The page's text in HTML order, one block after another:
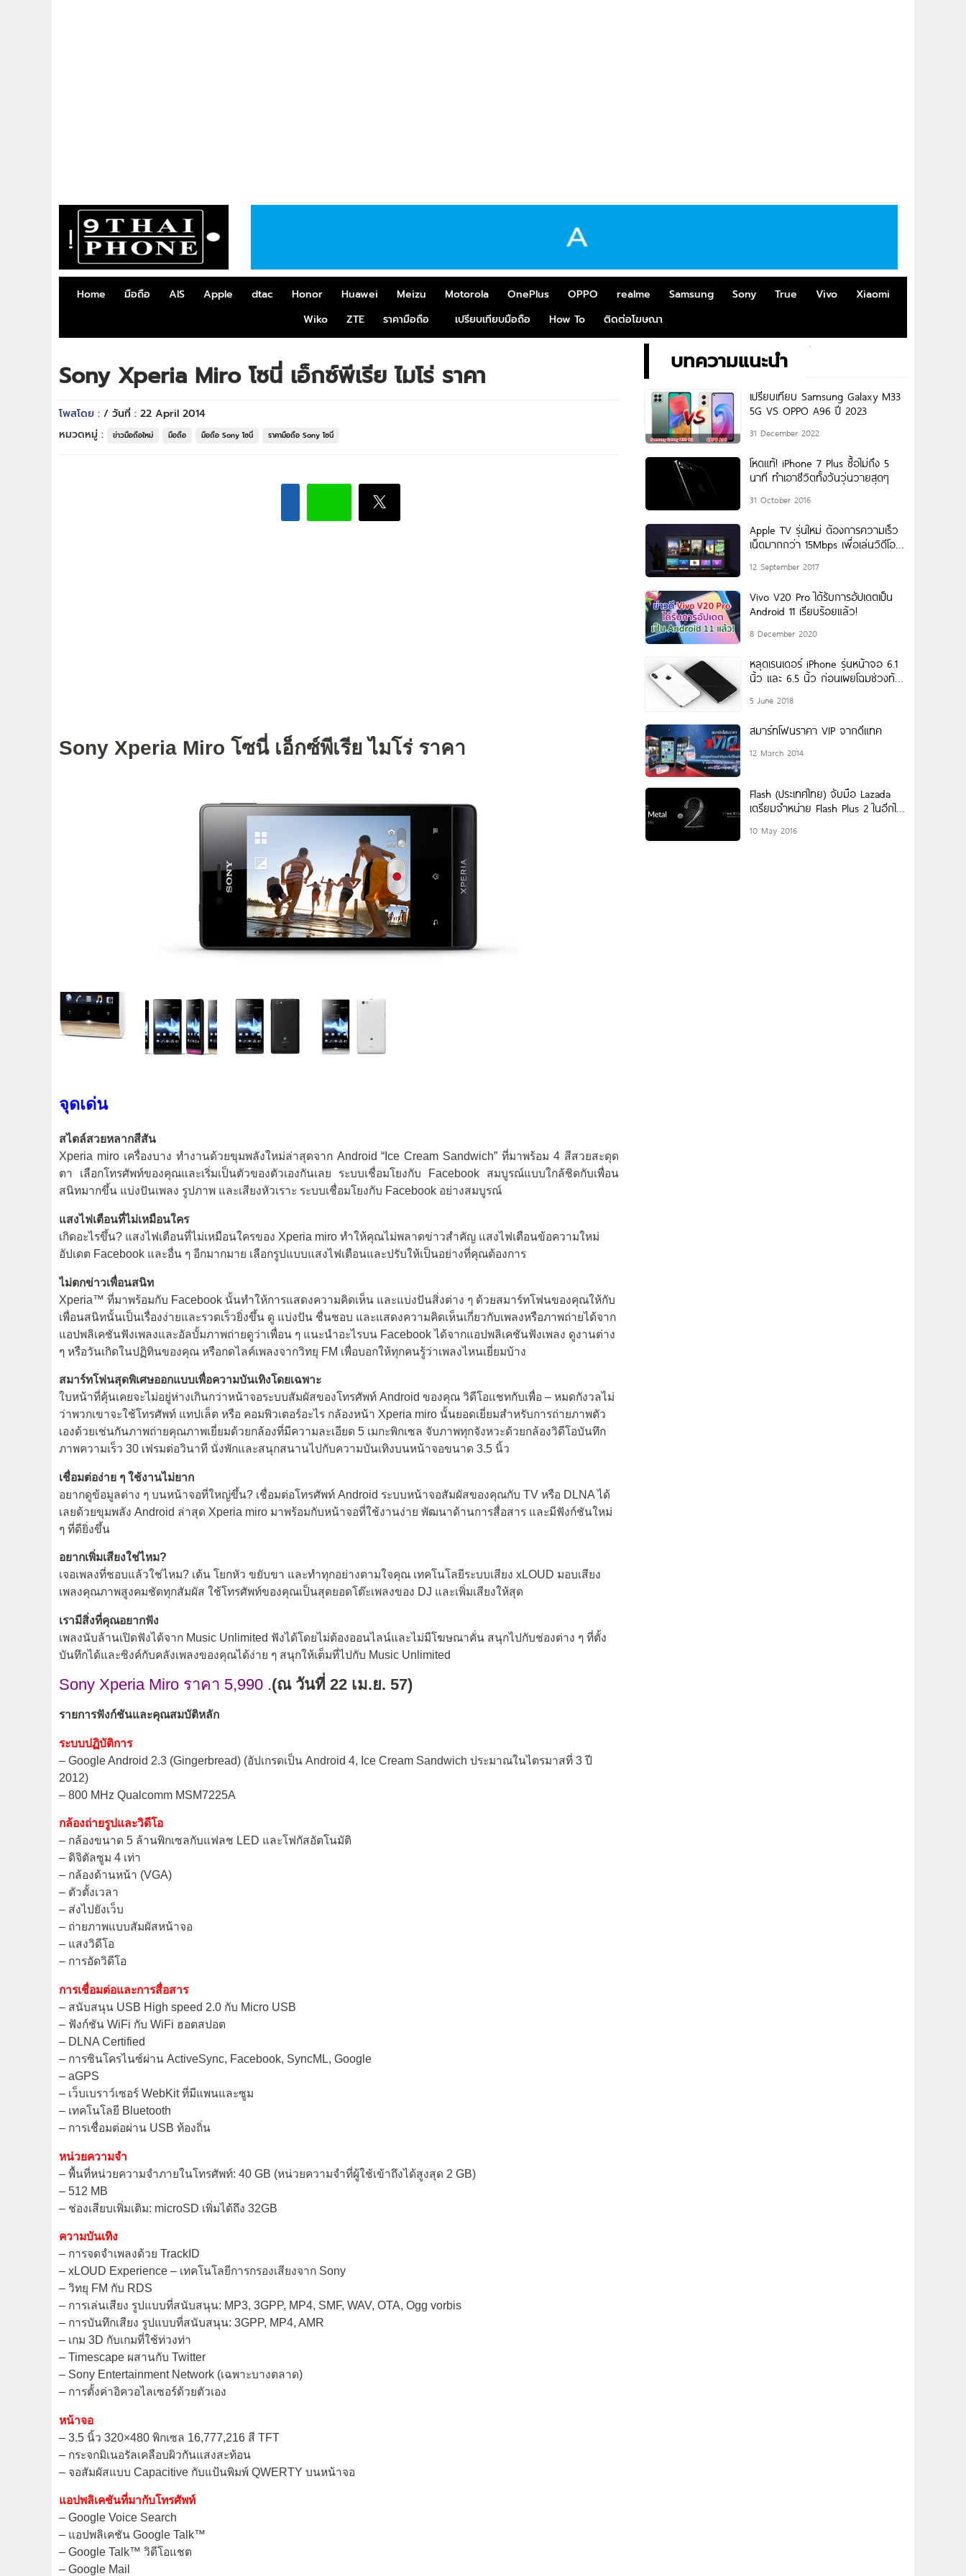
Home มือถือ AIS Apple dtac Honor Huawei Meizu Motorola OnePlus OPPO realme Samsung Sony True Vivo
Xiaomi
Wiko
ZTE ราคามือถือ เปรียบเทียบมือถือ How To ติดต่อโฆษณา
Sony Xperia Miro โซนี่ เอ็กซ์พีเรีย ไมโร่ ราคา
โพสโดย : / วันที่ : 22 April 2014
หมวดหมู่ :
ข่าวมือถือใหม่ มือถือ มือถือ Sony โซนี่ ราคามือถือ Sony โซนี่
Sony Xperia Miro โซนี่ เอ็กซ์พีเรีย ไมโร่ ราคา
จุดเด่น
สไตล์สวยหลากสีสัน
Xperia miro เครื่องบาง ทำงานด้วยขุมพลังใหม่ล่าสุดจาก Android “Ice Cream Sandwich” ที่มาพร้อม 4 สีสวยสะดุด
ตา เลือกโทรศัพท์ของคุณและเริ่มเป็นตัวของตัวเองกันเลย ระบบเชื่อมโยงกับ Facebook สมบูรณ์แบบใกล้ชิดกับเพื่อน
สนิทมากขึ้น แบ่งปันเพลง รูปภาพ และเสียงหัวเราะ ระบบเชื่อมโยงกับ Facebook อย่างสมบูรณ์
แสงไฟเตือนที่ไม่เหมือนใคร
เกิดอะไรขึ้น? แสงไฟเตือนที่ไม่เหมือนใครของ Xperia miro ทำให้คุณไม่พลาดข่าวสำคัญ แสงไฟเตือนข้อความใหม่
อัปเดต Facebook และอื่น ๆ อีกมากมาย เลือกรูปแบบแสงไฟเตือนและปรับให้เป็นอย่างที่คุณต้องการ
ไม่ตกข่าวเพื่อนสนิท
Xperia™ ที่มาพร้อมกับ Facebook นั้นทำให้การแสดงความคิดเห็น และแบ่งปันสิ่งต่าง ๆ ด้วยสมาร์ทโฟนของคุณให้กับ
เพื่อนสนิทนั้นเป็นเรื่องง่ายและรวดเร็วยิ่งขึ้น ดู แบ่งปัน ชื่นชอบ และแสดงความคิดเห็นเกี่ยวกับเพลงหรือภาพถ่ายได้จาก
แอปพลิเคชันฟังเพลงและอัลบั้มภาพถ่ายดูว่าเพื่อน ๆ แนะนำอะไรบน Facebook ได้จากแอปพลิเคชันฟังเพลง ดูงานต่าง
ๆ หรือวันเกิดในปฏิทินของคุณ หรือกดไลค์เพลงจากวิทยุ FM เพื่อบอกให้ทุกคนรู้ว่าเพลงไหนเยี่ยมบ้าง
สมาร์ทโฟนสุดพิเศษออกแบบเพื่อความบันเทิงโดยเฉพาะ
ใบหน้าที่คุ้นเคยจะไม่อยู่ห่างเกินกว่าหน้าจอระบบสัมผัสของโทรศัพท์ Android ของคุณ วิดีโอแชทกับเพื่อ – หมดกังวลไม่
ว่าพวกเขาจะใช้โทรศัพท์ แทปเล็ต หรือ คอมพิวเตอร์อะไร กล้องหน้า Xperia miro นั้นยอดเยี่ยมสำหรับการถ่ายภาพตัว
เองด้วยเช่นกันภาพถ่ายคุณภาพเยี่ยมด้วยกล้องที่มีความละเอียด 5 เมกะพิกเซล จับภาพทุกจังหวะด้วยกล้องวิดีโอบันทึก
ภาพความเร็ว 30 เฟรมต่อวินาที นั่งพักและสนุกสนานไปกับความบันเทิงบนหน้าจอขนาด 3.5 นิ้ว
เชื่อมต่อง่าย ๆ ใช้งานไม่ยาก
อยากดูข้อมูลต่าง ๆ บนหน้าจอที่ใหญ่ขึ้น? เชื่อมต่อโทรศัพท์ Android ระบบหน้าจอสัมผัสของคุณกับ TV หรือ DLNA ได้
เลยด้วยขุมพลัง Android ล่าสุด Xperia miro มาพร้อมกับหน้าจอที่ใช้งานง่าย พัฒนาด้านการสื่อสาร และมีฟังก์ชันใหม่
ๆ ที่ดียิ่งขึ้น
อยากเพิ่มเสียงใช่ไหม?
เจอเพลงที่ชอบแล้วใช่ไหม? เต้น โยกหัว ขยับขา และทำทุกอย่างตามใจคุณ เทคโนโลยีระบบเสียง xLOUD มอบเสียง
เพลงคุณภาพสูงคมชัดทุกสัมผัส ใช้โทรศัพท์ของคุณเป็นสุดยอดโต๊ะเพลงของ DJ และเพิ่มเสียงให้สุด
เรามีสิ่งที่คุณอยากฟัง
เพลงนับล้านเปิดฟังได้จาก Music Unlimited ฟังได้โดยไม่ต้องออนไลน์และไม่มีโฆษณาคั่น สนุกไปกับช่องต่าง ๆ ที่ตั้ง
บันทึกได้และซิงค์กับคลังเพลงของคุณได้ง่าย ๆ สนุกให้เต็มที่ไปกับ Music Unlimited
Sony Xperia Miro ราคา 5,990 .(ณ วันที่ 22 เม.ย. 57)
รายการฟังก์ชันและคุณสมบัติหลัก
ระบบปฏิบัติการ
– Google Android 2.3 (Gingerbread) (อัปเกรดเป็น Android 4, Ice Cream Sandwich ประมาณในไตรมาสที่ 3 ปี
2012)
– 800 MHz Qualcomm MSM7225A
กล้องถ่ายรูปและวิดีโอ
– กล้องขนาด 5 ล้านพิกเซลกับแฟลช LED และโฟกัสอัตโนมัติ
– ดิจิตัลซูม 4 เท่า
– กล้องด้านหน้า (VGA)
– ตัวตั้งเวลา
– ส่งไปยังเว็บ
– ถ่ายภาพแบบสัมผัสหน้าจอ
– แสงวิดีโอ
– การอัดวิดีโอ
การเชื่อมต่อและการสื่อสาร
– สนับสนุน USB High speed 2.0 กับ Micro USB
– ฟังก์ชัน WiFi กับ WiFi ฮอตสปอต
– DLNA Certified
– การซินโครไนซ์ผ่าน ActiveSync, Facebook, SyncML, Google
– aGPS
– เว็บเบราว์เซอร์ WebKit ที่มีแพนและซูม
– เทคโนโลยี Bluetooth
– การเชื่อมต่อผ่าน USB ท้องถิ่น
หน่วยความจำ
– พื้นที่หน่วยความจำภายในโทรศัพท์: 40 GB (หน่วยความจำที่ผู้ใช้เข้าถึงได้สูงสุด 2 GB)
– 512 MB
– ช่องเสียบเพิ่มเติม: microSD เพิ่มได้ถึง 32GB
ความบันเทิง
– การจดจำเพลงด้วย TrackID
– xLOUD Experience – เทคโนโลยีการกรองเสียงจาก Sony
– วิทยุ FM กับ RDS
– การเล่นเสียง รูปแบบที่สนับสนุน: MP3, 3GPP, MP4, SMF, WAV, OTA, Ogg vorbis
– การบันทึกเสียง รูปแบบที่สนับสนุน: 3GPP, MP4, AMR
– เกม 3D กับเกมที่ใช้ท่วงท่า
– Timescape ผสานกับ Twitter
– Sony Entertainment Network (เฉพาะบางตลาด)
– การตั้งค่าอิควอไลเซอร์ด้วยตัวเอง
หน้าจอ
– 3.5 นิ้ว 320×480 พิกเซล 16,777,216 สี TFT
– กระจกมิเนอรัลเคลือบผิวกันแสงสะท้อน
– จอสัมผัสแบบ Capacitive กับแป้นพิมพ์ QWERTY บนหน้าจอ
แอปพลิเคชันที่มากับโทรศัพท์
– Google Voice Search
– แอปพลิเคชัน Google Talk™
– Google Talk™ วิดีโอแชต
– Google Mail
บทความแนะนำ
เปรียบเทียบ Samsung Galaxy M33
5G VS OPPO A96 ปี 2023
31 December 2022
โหดแท้! iPhone 7 Plus ซื้อไม่ถึง 5
นาที ทำเอาชีวิตทั้งวันวุ่นวายสุดๆ
31 October 2016
Apple TV รุ่นใหม่ ต้องการความเร็ว
เน็ตมากกว่า 15Mbps เพื่อเล่นวิดีโอ
12 September 2017
Vivo V20 Pro ได้รับการอัปเดตเป็น
Android 11 เรียบร้อยแล้ว!
8 December 2020
หลุดเรนเดอร์ iPhone รุ่นหน้าจอ 6.1
นิ้ว และ 6.5 นิ้ว ก่อนเผยโฉมช่วงท้าย
5 June 2018
สมาร์ทโฟนราคา VIP จากดีแทค
12 March 2014
Flash (ประเทศไทย) จับมือ Lazada
เตรียมจำหน่าย Flash Plus 2 ในอีกไม่
10 May 2016